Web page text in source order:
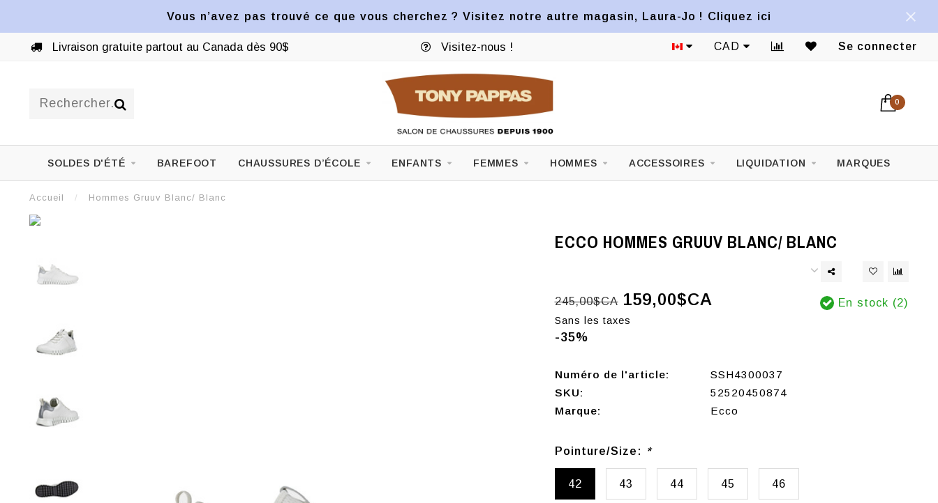
Vous n’avez pas trouvé ce que vous cherchez ? Visitez notre autre magasin, Laura-Jo ! Cliquez ici
Livraison gratuite partout au Canada dès 90$ Visitez-nous ! CAD Se connecter
0
SOLDES D'ÉTÉ BAREFOOT CHAUSSURES D’ÉCOLE ENFANTS FEMMES HOMMES ACCESSOIRES LIQUIDATION MARQUES
Accueil / Hommes Gruuv Blanc/ Blanc
ECCO HOMMES GRUUV BLANC/ BLANC
245,00$CA 159,00$CA
Sans les taxes
-35%
En stock (2)
Numéro de l'article:
SSH4300037
SKU:
52520450874
Marque:
Ecco
Pointure/Size: *
42 43 44 45 46